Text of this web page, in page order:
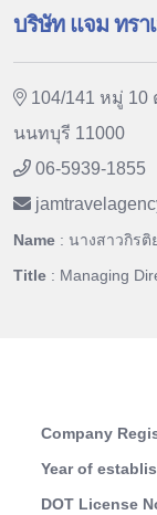
บริษัท แจม ทรา
104/141 หมู่ 10
นนทบุรี 11000
06-5939-1855
Name : นางสาวกิร
Title : Managing
Company
Year of
DOT License